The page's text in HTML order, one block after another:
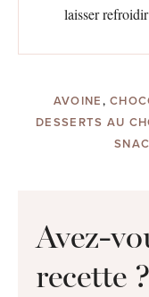
laisser
AVOINE,
DESSERTS AU
Avez-
recette ?